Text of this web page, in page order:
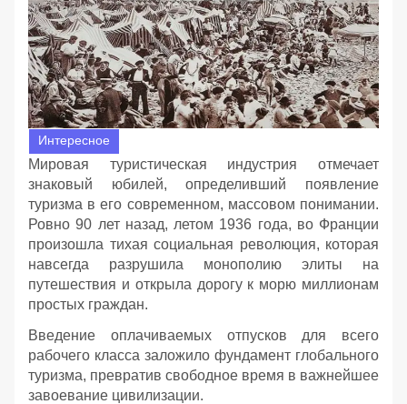
Интересное
Мировая туристическая индустрия отмечает
знаковый юбилей, определивший появление
туризма в его современном, массовом понимании.
Ровно 90 лет назад, летом 1936 года, во Франции
произошла тихая социальная революция, которая
навсегда разрушила монополию элиты на
путешествия и открыла дорогу к морю миллионам
простых граждан.
Введение оплачиваемых отпусков для всего
рабочего класса заложило фундамент глобального
туризма, превратив свободное время в важнейшее
завоевание цивилизации.